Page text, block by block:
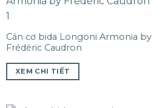
Cán cơ bida Longoni Armonia by
Frédéric Caudron
XEM CHI TIẾT